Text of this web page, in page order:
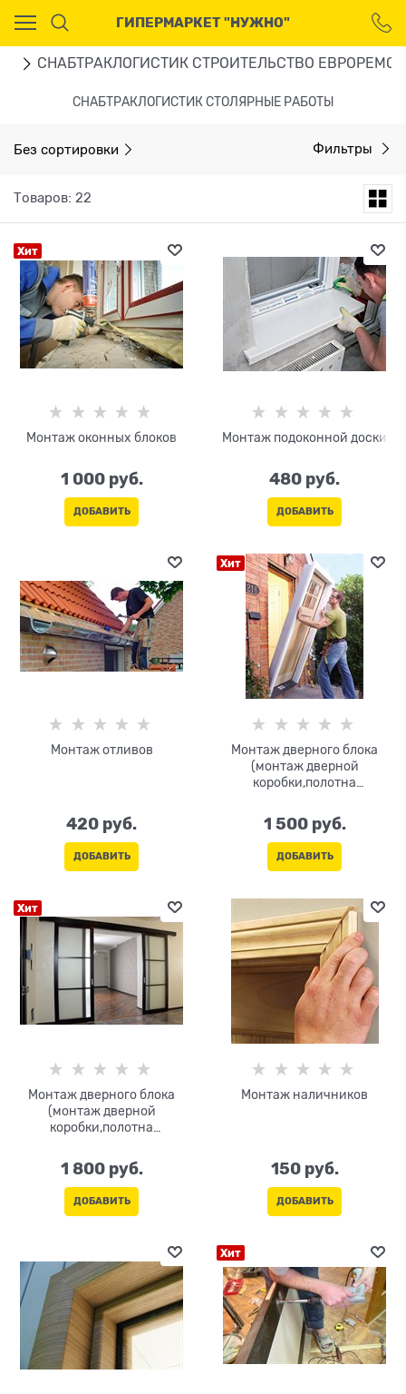
ГИПЕРМАРКЕТ "НУЖНО"
СНАБТРАКЛОГИСТИК СТРОИТЕЛЬСТВО
СНАБТРАКЛОГИСТИК СТОЛЯРНЫЕ РАБОТЫ
Без сортировки Фильтры
Товаров: 22
Хит
Монтаж оконных блоков
1 000 руб.
ДОБАВИТЬ
Монтаж подоконной доски
480 руб.
ДОБАВИТЬ
Монтаж отливов
420 руб.
ДОБАВИТЬ
Хит
Монтаж дверного блока
(монтаж дверной
коробки,полотна
1 500 руб.
ДОБАВИТЬ
Хит
Монтаж дверного блока
(монтаж дверной
коробки,полотна
1 800 руб.
ДОБАВИТЬ
Монтаж наличников
150 руб.
ДОБАВИТЬ
Хит
Ваш город - Москва,
угадали?
ДА НЕТ